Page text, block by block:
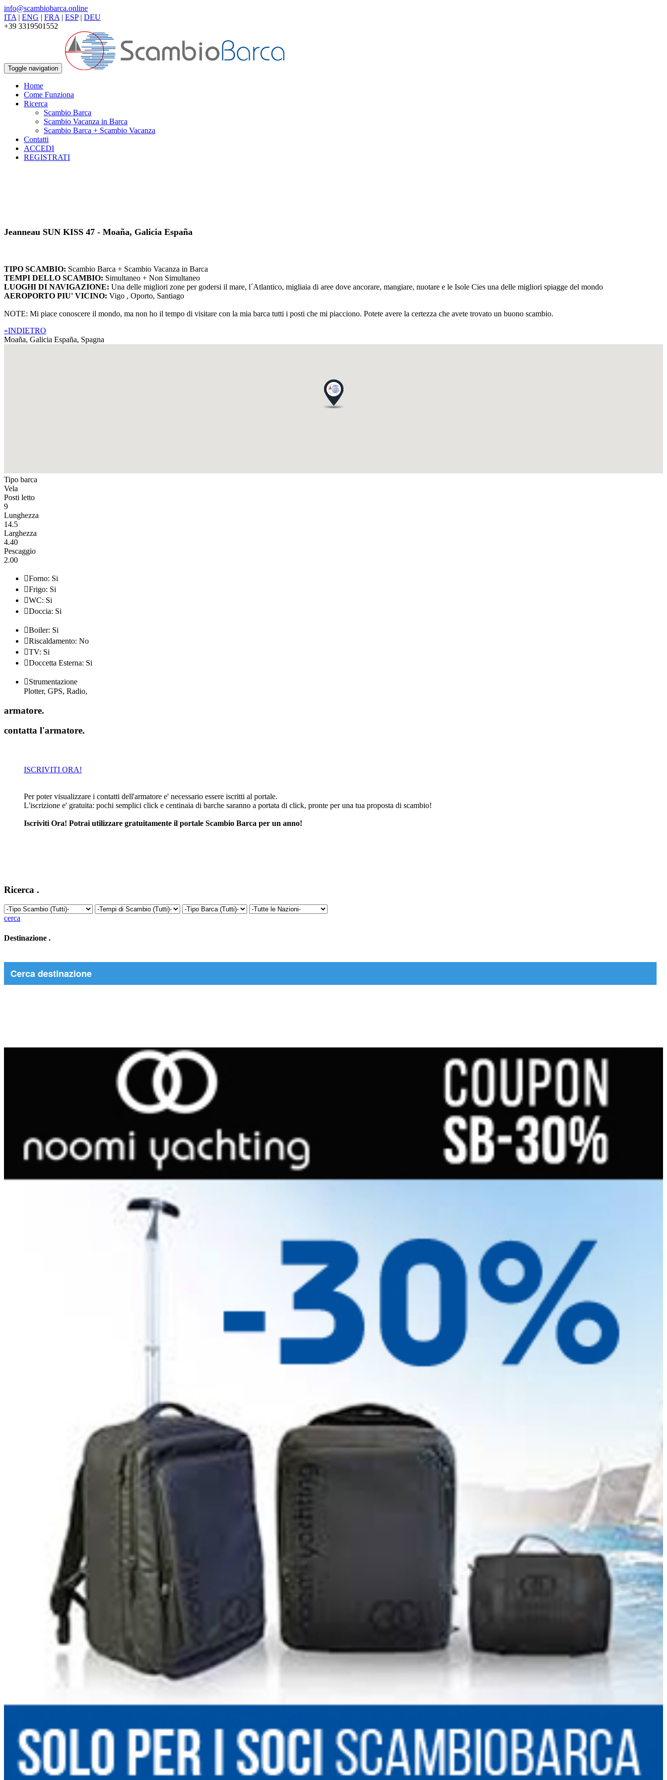
info@scambiobarca.online
ITA | ENG | FRA | ESP| DEU
+39 3319501552
Toggle navigation
Home
Come Funziona
Ricerca
Scambio Barca
Scambio Vacanza in Barca
Scambio Barca + Scambio Vacanza
Contatti
ACCEDI
REGISTRATI
Jeanneau SUN KISS 47 - Moaña, Galicia España
TIPO SCAMBIO: Scambio Barca + Scambio Vacanza in Barca
TEMPI DELLO SCAMBIO: Simultaneo + Non Simultaneo
LUOGHI DI NAVIGAZIONE: Una delle migliori zone per godersi il mare, l´Atlantico, migliaia di aree dove ancorare, mangiare, nuotare e le Isole Cies una delle migliori spiagge del mondo
AEROPORTO PIU' VICINO: Vigo , Oporto, Santiago
NOTE: Mi piace conoscere il mondo, ma non ho il tempo di visitare con la mia barca tutti i posti che mi piacciono. Potete avere la certezza che avete trovato un buono scambio.
«INDIETRO
Moaña, Galicia España, Spagna
Tipo barca
Vela
Posti letto
9
Lunghezza
14.5
Larghezza
4.40
Pescaggio
2.00
Forno: Si
Frigo: Si
WC: Si
Doccia: Si
Boiler: Si
Riscaldamento: No
TV: Si
Doccetta Esterna: Si
Strumentazione
Plotter, GPS, Radio,
armatore.
contatta l'armatore.
ISCRIVITI ORA!
Per poter visualizzare i contatti dell'armatore e' necessario essere iscritti al portale.
L'iscrizione e' gratuita: pochi semplici click e centinaia di barche saranno a portata di click, pronte per una tua proposta di scambio!
Iscriviti Ora! Potrai utilizzare gratuitamente il portale Scambio Barca per un anno!
Ricerca .
cerca
Destinazione .